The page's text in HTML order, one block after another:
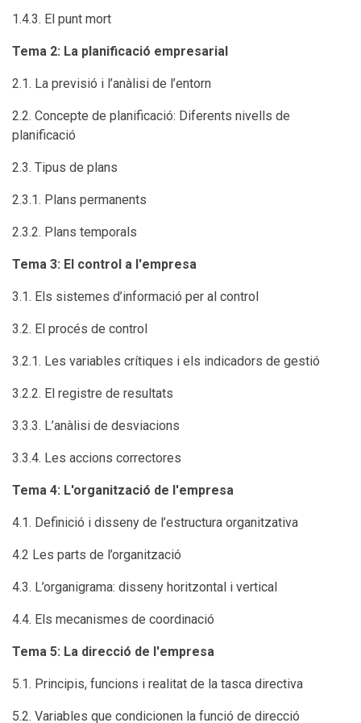
1.4.3. El punt mort
Tema 2: La planificació empresarial
2.1. La previsió i l’anàlisi de l’entorn
2.2. Concepte de planificació: Diferents nivells de
planificació
2.3. Tipus de plans
2.3.1. Plans permanents
2.3.2. Plans temporals
Tema 3: El control a l'empresa
3.1. Els sistemes d’informació per al control
3.2. El procés de control
3.2.1. Les variables crítiques i els indicadors de gestió
3.2.2. El registre de resultats
3.3.3. L’anàlisi de desviacions
3.3.4. Les accions correctores
Tema 4: L'organització de l'empresa
4.1. Definició i disseny de l’estructura organitzativa
4.2 Les parts de l’organització
4.3. L’organigrama: disseny horitzontal i vertical
4.4. Els mecanismes de coordinació
Tema 5: La direcció de l'empresa
5.1. Principis, funcions i realitat de la tasca directiva
5.2. Variables que condicionen la funció de direcció